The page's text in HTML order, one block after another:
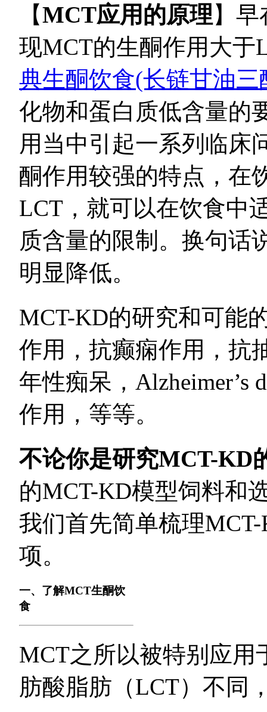
【MCT应用的原理 】
现MCT的生酮作用大于
典生酮饮食(长链甘油
化物和蛋白质低含量的
用当中引起一系列临床
酮作用较强的特点，在
LCT，就可以在饮食中
质含量的限制。换句话
明显降低。
MCT-KD的研究和可能
作用，抗癫痫作用，抗
年性痴呆，Alzheimer’s
作用，等等。
不论你是研究MCT-KD
的MCT-KD模型饲料和
我们首先简单梳理
项。
一、了解MCT生酮饮
食
MCT之所以被特别应用
肪酸脂肪（LCT）不同